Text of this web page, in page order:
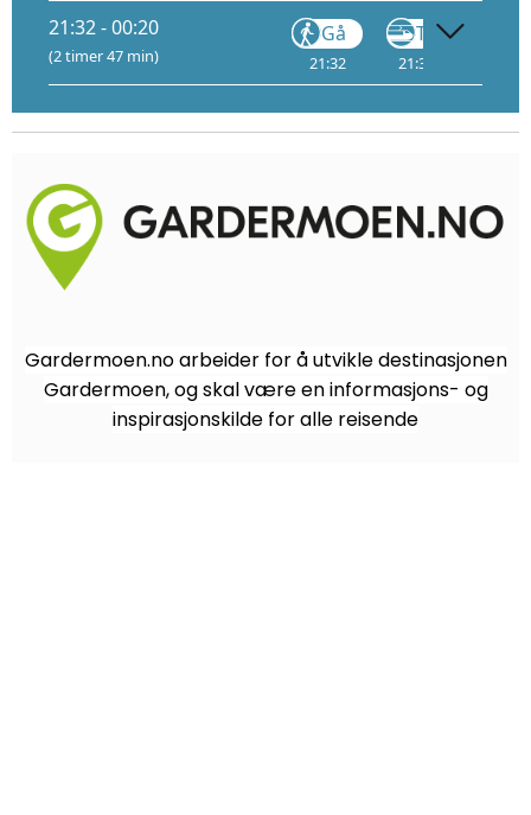
21:32 - 00:20
(2 timer 47 min)
Gå
21:32
Tog
21:34
Gardermoen.no arbeider for å utvikle destinasjonen
Gardermoen, og skal være en informasjons- og
inspirasjonskilde for alle reisende